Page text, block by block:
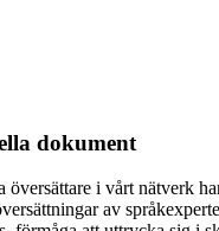
dokument
i vårt nätverk
av